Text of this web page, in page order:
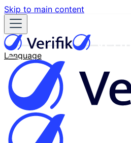
Skip to main content
Language
English
Español
Français
Português
한국어
日本語
中文